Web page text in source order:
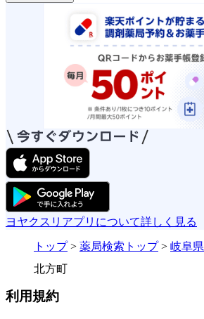
ヨヤクスリアプリについて詳しく見る
トップ> 薬局検索トップ> 岐阜県
北方町
利用規約